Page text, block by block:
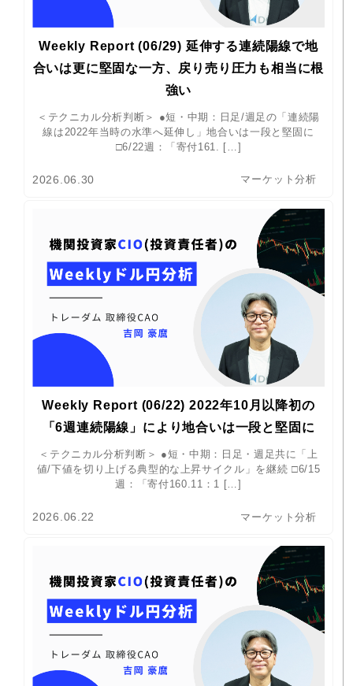
Weekly Report (06/29) 延伸する連続陽線で地
合いは更に堅固な一方、戻り売り圧力も相当に根
強い
＜テクニカル分析判断＞ ●短・中期：日足/週足の「連続陽
線は2022年当時の水準へ延伸し」地合いは一段と堅固に
□6/22週：「寄付161. […]
2026.06.30 マーケット分析
Weekly Report (06/22) 2022年10月以降初の
「6週連続陽線」により地合いは一段と堅固に
＜テクニカル分析判断＞ ●短・中期：日足・週足共に「上
値/下値を切り上げる典型的な上昇サイクル」を継続 □6/15
週：「寄付160.11：1 […]
2026.06.22 マーケット分析